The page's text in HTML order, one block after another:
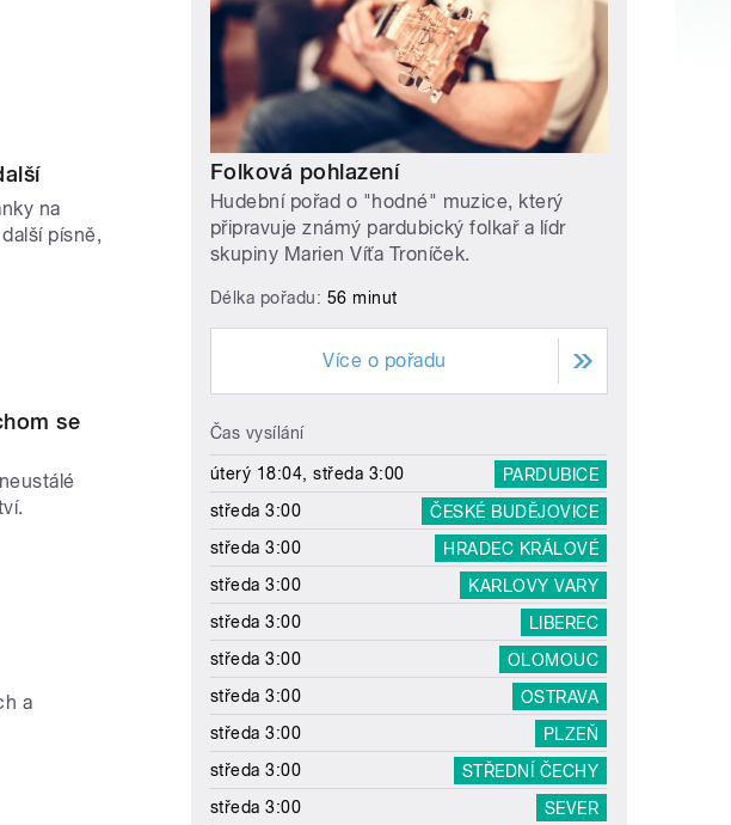
na
písně,
se
a
Folková pohlazení
Hudební pořad o "hodné" muzice, který
připravuje známý pardubický folkař a lídr
skupiny Marien Víťa Troníček.
Délka pořadu: 56 minut
Více o pořadu
Čas vysílání
úterý 18:04, středa 3:00
PARDUBICE
středa 3:00
ČESKÉ BUDĚJOVICE
středa 3:00
HRADEC KRÁLOVÉ
středa 3:00
KARLOVY VARY
středa 3:00
LIBEREC
středa 3:00
OLOMOUC
středa 3:00
OSTRAVA
středa 3:00
PLZEŇ
středa 3:00
STŘEDNÍ ČECHY
středa 3:00
SEVER